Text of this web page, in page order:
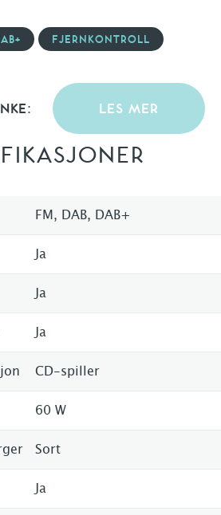
FJERNKONTROLL
LES MER
FM, DAB, DAB+
Ja
Ja
Ja
CD-spiller
60 W
Sort
Ja